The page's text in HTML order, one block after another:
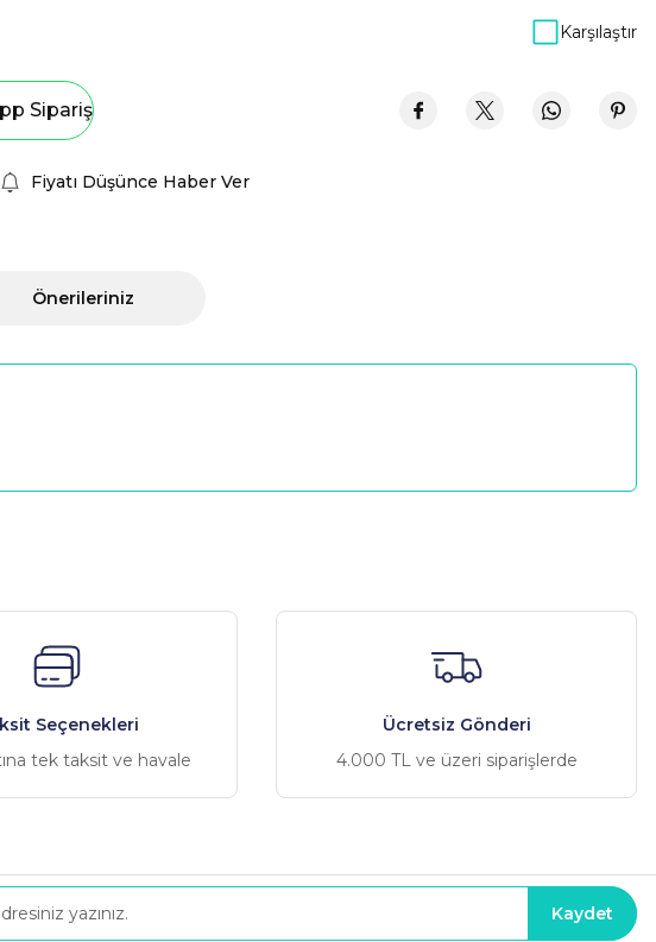
Karşılaştır
Sipariş
Fiyatı Düşünce Haber Ver
Önerileriniz
Seçenekleri
tek taksit ve havale
Ücretsiz Gönderi
4.000 TL ve üzeri siparişlerde
Kaydet